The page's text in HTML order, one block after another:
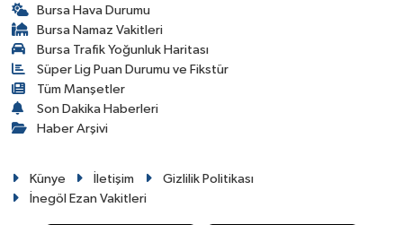
Bursa Hava Durumu
Bursa Namaz Vakitleri
Bursa Trafik Yoğunluk Haritası
Süper Lig Puan Durumu ve Fikstür
Tüm Manşetler
Son Dakika Haberleri
Haber Arşivi
Künye İletişim
Gizlilik Politikası
İnegöl Ezan Vakitleri